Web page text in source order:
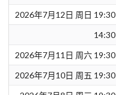
2026年7月12日 周日 19:30
14:30
2026年7月11日 周六 19:30
2026年7月10日 周五 19:30